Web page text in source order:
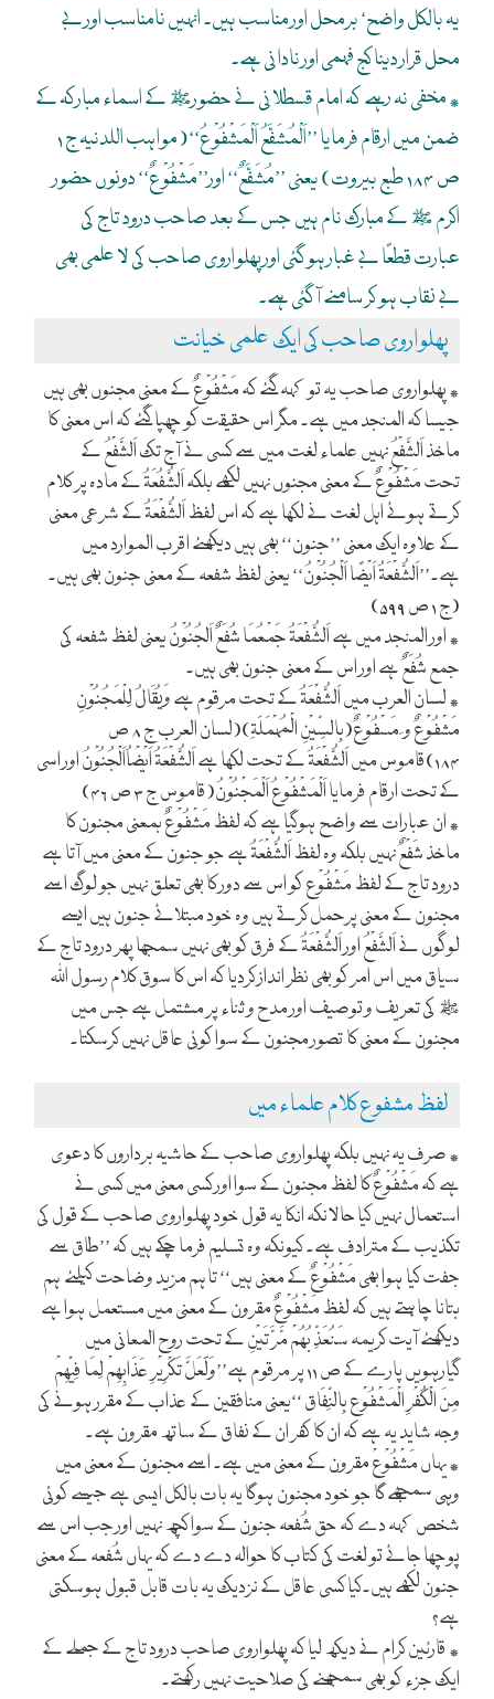
یہ بالکل واضح‘ برمحل اور مناسب ہیں۔ انہیں نامناسب اور بے
محل قرار دینا کج فہمی اور نادانی ہے۔
٭ مخفی نہ رہے کہ امام قسطلانی نے حضورﷺ کے اسماء مبارکہ کے
ضمن میں ارقام فرمایا ’’اَلْمُشَفَّعُ اَلْمَشْفُوْعُ‘‘(مواہب اللدنیہ ج ۱
ص ۱۸۴ طبع بیروت) یعنی ’’مُشَفَّعٌ‘‘ اور’’مَشْفُوْعٌ‘‘ دونوں حضور
اکرم ﷺ کے مبارک نام ہیں جس کے بعد صاحب درود تاج کی
عبارت قطعًا بے غبار ہوگئی اور پھلواروی صاحب کی لا علمی بھی
بے نقاب ہو کر سامنے آگئی ہے۔
پھلواروی صاحب کی ایک علمی خیانت
٭ پھلواروی صاحب یہ تو کہہ گئے کہ مَشْفُوْعٌ کے معنی مجنوں بھی ہیں
جیسا کہ المنجد میں ہے۔ مگر اس حقیقت کو چھپا گئے کہ اس معنی کا
ماخذ اَلشَّفْعُ نہیں علماء لغت میں سے کسی نے آج تک اَلشَّفْعُ کے
تحت مَشْفُوْعٌ کے معنی مجنوں نہیں لکھے بلکہ اَلشُّفُعَۃُ کے مادہ پر کلام
کرتے ہوئے اہل لغت نے لکھا ہے کہ اس لفظ اَلشُّفْعَۃُ کے شرعی معنی
کے علاوہ ایک معنی ’’جنون‘‘ بھی ہیں دیکھئے اقرب الموارد میں
ہے۔’’اَلشُّفْعَۃُ اَیْضًا اَلْجُنُوْنُ‘‘ یعنی لفظ شفعہ کے معنی جنون بھی ہیں۔
(ج ۱ ص ۵۹۹)
٭ اور المنجد میں ہے اَلشُّفْعَۃُ جَمْعُمَا شُفَعٌ اَلجُنُوْنُ یعنی لفظ شفعہ کی
جمع شُفَعٌ ہے اور اس کے معنی جنون بھی ہیں۔
٭ لسان العرب میں اَلشُّفْعَۃُ کے تحت مرقوم ہے وَیُقَالُ لِلْمَجُنُوْنِ
مَشْفُوْعٌ و َ مَسْفُوْعٌ(بِالسِّیْنِ الْمُہْمَلَۃِ)(لسان العرب ج ۸ ص
۱۸۴)قاموس میں اَلشُّفْعَۃُ کے تحت لکھا ہے اَلشُّفْعَۃُ اَیْضْاُاَلْجُنُوْنُ اور اسی
کے تحت ارقام فرمایا اَلْمَشْفُوْعُ اَلْمَجْنُوْنُ(قاموس ج ۳ ص ۴۶)
٭ ان عبارات سے واضح ہوگیا ہے کہ لفظ مَشْفُوْعٌ بمعنی مجنون کا
ماخذ شَفْعٌ نہیں بلکہ وہ لفظ اَلشُّفْعَۃُ ہے جو جنون کے معنی میں آتا ہے
درود تاج کے لفظ مَشْفُوْع کو اس سے دور کا بھی تعلق نہیں جو لوگ اسے
مجنون کے معنی پرحمل کرتے ہیں وہ خود مبتلائے جنون ہیں ایسے
لوگوں نے اَلشَّفْعُ اور اَلشُّفْعَۃُ کے فرق کو بھی نہیں سمجھا پھر درود تاج کے
سیاق میں اس امر کو بھی نظر انداز کردیا کہ اس کا سوق کلام رسول اللہ
ﷺ کی تعریف و توصیف اور مدح و ثناء پر مشتمل ہے جس میں
مجنون کے معنی کا تصور مجنون کے سوا کوئی عاقل نہیں کرسکتا۔
لفظ مشفوع کلام علماء میں
٭ صرف یہ نہیں بلکہ پھلواروی صاحب کے حاشیہ برداروں کا دعوی
ہے کہ مَشْفُوْعٌ کا لفظ مجنون کے سوا اور کسی معنی میں کسی نے
استعمال نہیں کیا حالانکہ انکا یہ قول خود پھلواروی صاحب کے قول کی
تکذیب کے مترادف ہے۔ کیونکہ وہ تسلیم فرما چکے ہیں کہ ’’طاق سے
جفت کیا ہوا بھی مَشْفُوْعٌ کے معنی ہیں‘‘ تاہم مزید وضاحت کیلئے ہم
بتانا چاہتے ہیں کہ لفظ مَشْفُوْعٌ مقرون کے معنی میں مستعمل ہوا ہے
دیکھئے آیت کریمہ سَنُعَذِّ بُھُمْ مَّرَّ تَیْنِ کے تحت روح المعانی میں
گیارہویں پارے کے ص ۱۱ پر مرقوم ہے’’وَلََعَلَّ تَکْرِیْرِ عَذَابِھِمْ لِمَا فِیْھِمْ
مِنَ الْکُفْرِ الْمَشْفُوْع بِالنِّفَاق ‘‘یعنی منافقین کے عذاب کے مقرر ہونے کی
وجہ شاید یہ ہے کہ ان کا کفر ان کے نفاق کے ساتھ مقرون ہے۔
٭ یہاں مَشْفُوْعْ مقرون کے معنی میں ہے۔ اسے مجنون کے معنی میں
وہی سمجھے گا جو خود مجنون ہوگا یہ بات بالکل ایسی ہے جیسے کوئی
شخص کہہ دے کہ حق شُفعہ جنون کے سوا کچھ نہیں اور جب اس سے
پوچھا جائے تو لغت کی کتاب کا حوالہ دے دے کہ یہاں شُفعہ کے معنی
جنون لکھے ہیں۔کیا کسی عاقل کے نزدیک یہ بات قابل قبول ہوسکتی
ہے؟
٭ قارئین کرام نے دیکھ لیا کہ پھلواروی صاحب درود تاج کے جملے کے
ایک جزء کو بھی سمجھنے کی صلاحیت نہیں رکھتے۔